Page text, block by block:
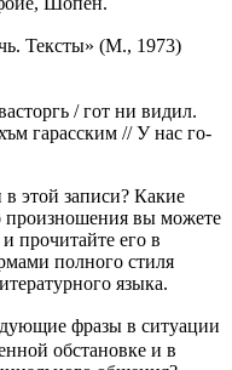
Тексты» (М., 1973)
/ гот ни видил.
гарасским // У нас го-
этой записи? Какие
произношения вы можете
прочитайте его в
полного стиля
языка.
фразы в ситуации
обстановке и в